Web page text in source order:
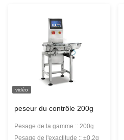
vidéo
peseur du contrôle 200g
Pesage de la gamme :: 200g
Pesage de l'exactitude :: ±0.2g